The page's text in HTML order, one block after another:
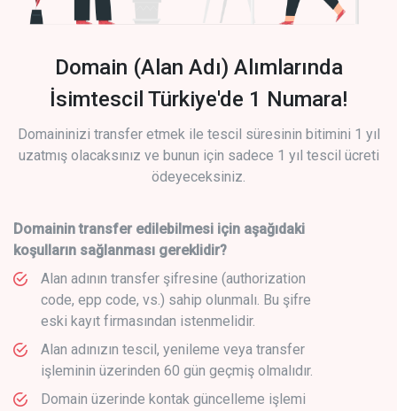
Domain (Alan Adı) Alımlarında
İsimtescil Türkiye'de 1 Numara!
Domaininizi transfer etmek ile tescil süresinin bitimini 1 yıl
uzatmış olacaksınız ve bunun için sadece 1 yıl tescil ücreti
ödeyeceksiniz.
Domainin transfer edilebilmesi için aşağıdaki
koşulların sağlanması gereklidir?
Alan adının transfer şifresine (authorization
code, epp code, vs.) sahip olunmalı. Bu şifre
eski kayıt firmasından istenmelidir.
Alan adınızın tescil, yenileme veya transfer
işleminin üzerinden 60 gün geçmiş olmalıdır.
Domain üzerinde kontak güncelleme işlemi